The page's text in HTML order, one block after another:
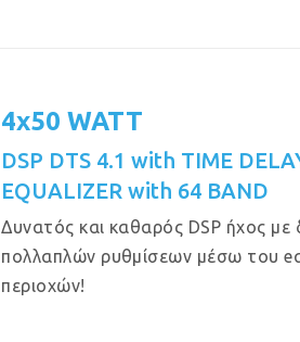
4x50 WATT
DSP DTS 4.1 with TIME
EQUALIZER with 64 BAND
Δυνατός και καθαρός DSP ήχος
πολλαπλών ρυθμίσεων μέσω του
περιοχών!